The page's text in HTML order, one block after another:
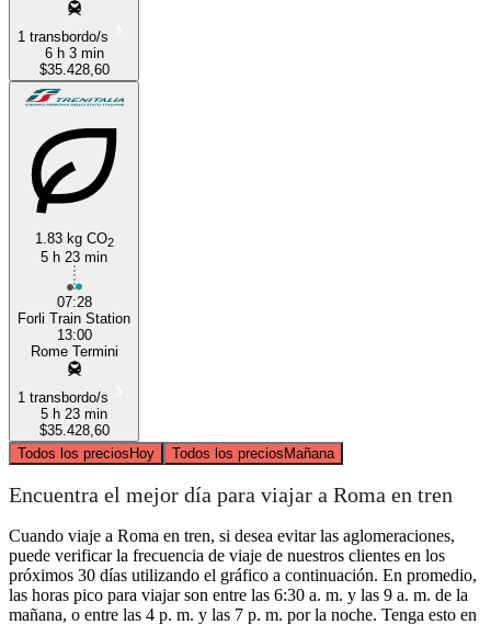
1 transbordo/s
6 h 3 min
$35.428,60
1.83 kg CO2
5 h 23 min
07:28
Forli Train Station
13:00
Rome Termini
1 transbordo/s
5 h 23 min
$35.428,60
Todos los preciosHoy Todos los preciosMañana
Encuentra el mejor día para viajar a Roma en tren
Cuando viaje a Roma en tren, si desea evitar las aglomeraciones,
puede verificar la frecuencia de viaje de nuestros clientes en los
próximos 30 días utilizando el gráfico a continuación. En promedio,
las horas pico para viajar son entre las 6:30 a. m. y las 9 a. m. de la
mañana, o entre las 4 p. m. y las 7 p. m. por la noche. Tenga esto en